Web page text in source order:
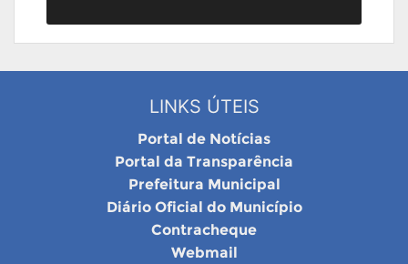
LINKS ÚTEIS
Portal de Notícias
Portal da Transparência
Prefeitura Municipal
Diário Oficial do Município
Contracheque
Webmail